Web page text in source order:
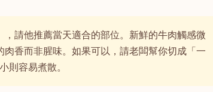
請他推薦當天適合的部位。新鮮的牛肉觸感微
香而非腥味。如果可以，請老闆幫你切成「一
則容易煮散。